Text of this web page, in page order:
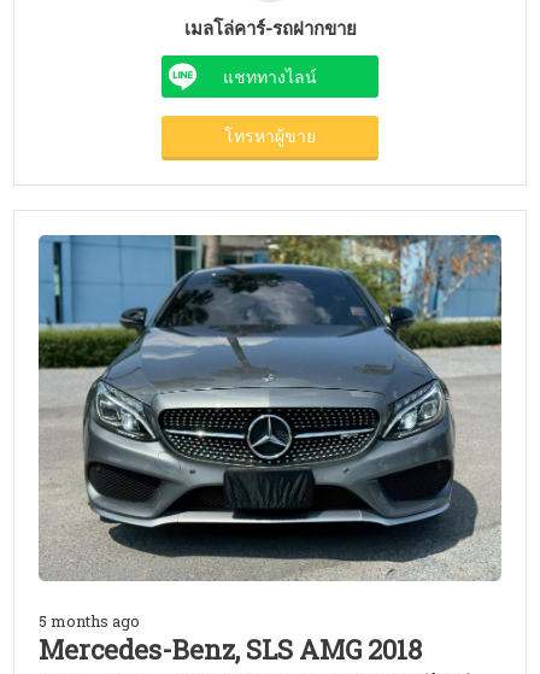
เมลโล่คาร์-รถฝากขาย
แชททางไลน์
โทรหาผู้ขาย
5 months ago
Mercedes-Benz, SLS AMG 2018